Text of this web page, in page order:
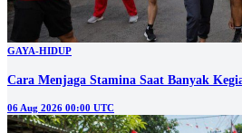
GAYA-HIDUP
Cara Menjaga Stamina Saat Banyak
06 Aug 2026 00:00 UTC